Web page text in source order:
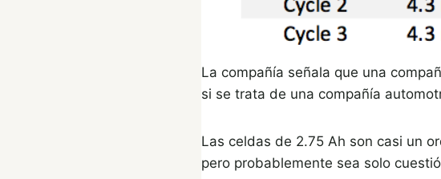
La compañía señala que una
si se trata de una compañía
Las celdas de 2.75 Ah son casi un
pero probablemente sea solo